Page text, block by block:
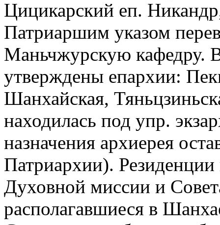
Цицикарский еп.
Патриаршим указом
Маньчжурскую кафедру.
утверждены епархии:
Шанхайская,
находилась под упр.
назначения архиерея
Патриархии).
Духовной миссии и
располагавшиеся в